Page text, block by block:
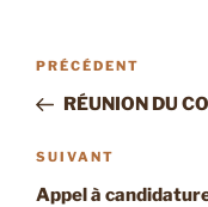
Navigation
l’article
Article
précédent
PRÉCÉDENT
RÉUNION DU
Article
suivant
SUIVANT
Appel à